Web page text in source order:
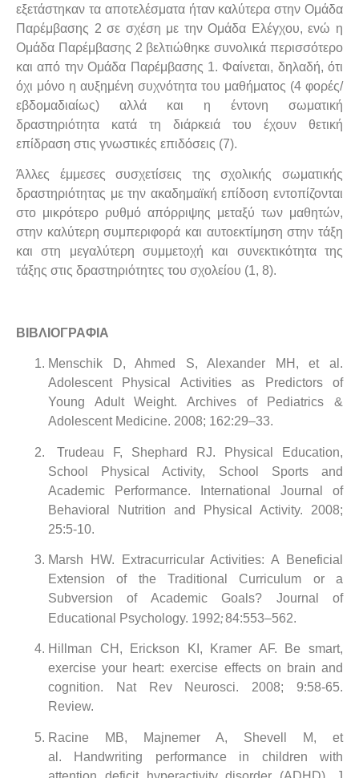
εξετάστηκαν τα αποτελέσματα ήταν καλύτερα στην Ομάδα
Παρέμβασης 2 σε σχέση με την Ομάδα Ελέγχου, ενώ η
Ομάδα Παρέμβασης 2 βελτιώθηκε συνολικά περισσότερο
και από την Ομάδα Παρέμβασης 1. Φαίνεται, δηλαδή, ότι
όχι μόνο η αυξημένη συχνότητα του μαθήματος (4 φορές/
εβδομαδιαίως) αλλά και η έντονη σωματική
δραστηριότητα κατά τη διάρκειά του έχουν θετική
επίδραση στις γνωστικές επιδόσεις (7).
Άλλες έμμεσες συσχετίσεις της σχολικής σωματικής
δραστηριότητας με την ακαδημαϊκή επίδοση εντοπίζονται
στο μικρότερο ρυθμό απόρριψης μεταξύ των μαθητών,
στην καλύτερη συμπεριφορά και αυτοεκτίμηση στην τάξη
και στη μεγαλύτερη συμμετοχή και συνεκτικότητα της
τάξης στις δραστηριότητες του σχολείου (1, 8).
ΒΙΒΛΙΟΓΡΑΦΙΑ
Menschik D, Ahmed S, Alexander MH, et al.
Adolescent Physical Activities as Predictors of
Young Adult Weight. Archives of Pediatrics &
Adolescent Medicine. 2008; 162:29–33.
Trudeau F, Shephard RJ. Physical Education,
School Physical Activity, School Sports and
Academic Performance. International Journal of
Behavioral Nutrition and Physical Activity. 2008;
25:5-10.
Marsh HW. Extracurricular Activities: A Beneficial
Extension of the Traditional Curriculum or a
Subversion of Academic Goals? Journal of
Educational Psychology. 1992;84:553–562.
Hillman CH, Erickson KI, Kramer AF. Be smart,
exercise your heart: exercise effects on brain and
cognition. Nat Rev Neurosci. 2008; 9:58-65.
Review.
Racine MB, Majnemer A, Shevell M, et
al. Handwriting performance in children with